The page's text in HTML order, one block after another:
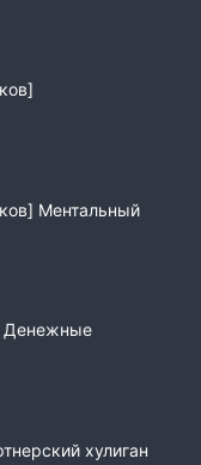
Ментальный
Денежные
хулиган